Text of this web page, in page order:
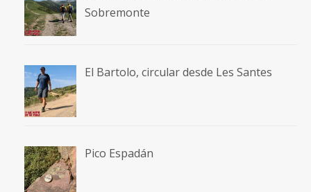
Sobremonte
El Bartolo, circular desde Les Santes
Pico Espadán